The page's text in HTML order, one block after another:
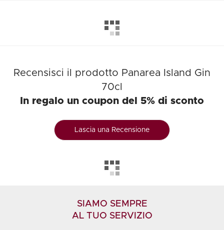
Recensisci il prodotto Panarea Island Gin
70cl
In regalo un coupon del 5% di sconto
Lascia una Recensione
SIAMO SEMPRE
AL TUO SERVIZIO